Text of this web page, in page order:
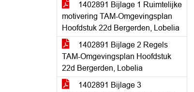
1402891 Bijlage 1 Ruimtelijke
motivering TAM-Omgevingsplan
Hoofdstuk 22d Bergerden, Lobelia
1402891 Bijlage 2 Regels
TAM-Omgevingsplan Hoofdstuk
22d Bergerden, Lobelia
1402891 Bijlage 3